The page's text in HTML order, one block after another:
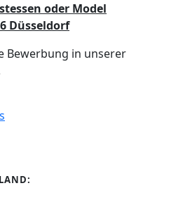
oder Model
Düsseldorf
Bewerbung in unserer